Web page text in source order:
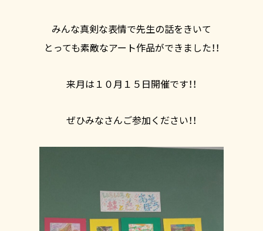
みんな真剣な表情で先生の話をきいて
とっても素敵なアート作品ができました！！
来月は１０月１５日開催です！！
ぜひみなさんご参加ください！！